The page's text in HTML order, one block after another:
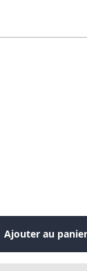
Ajouter au panier